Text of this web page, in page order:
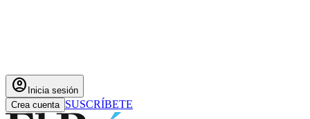
account_circle Inicia sesión
Crea cuenta SUSCRÍBETE